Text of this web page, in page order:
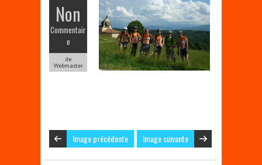
Non
Commentair
e
de
Webmaster
Image précédente Image suivante